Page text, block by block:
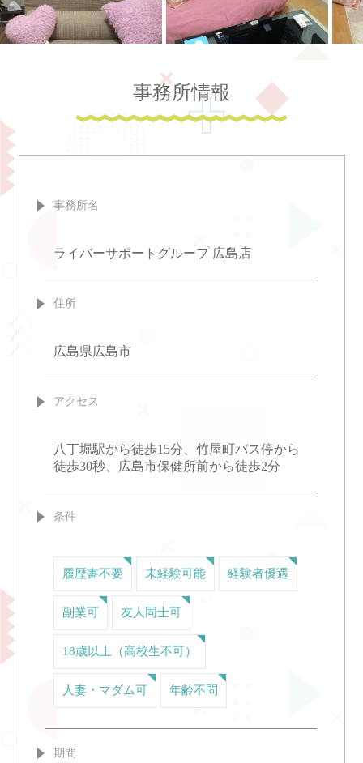
事務所情報
事務所名
ライバーサポートグループ 広島店
住所
広島県広島市
アクセス
八丁堀駅から徒歩15分、竹屋町バス停から
徒歩30秒、広島市保健所前から徒歩2分
条件
履歴書不要 未経験可能 経験者優遇
副業可 友人同士可
18歳以上（高校生不可）
人妻・マダム可 年齢不問
期間